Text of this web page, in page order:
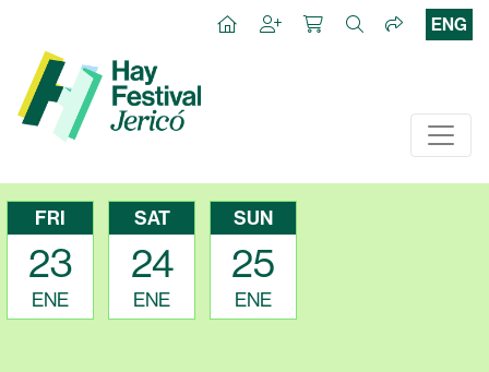
ENG
FRI
23
ENE
SAT
24
ENE
SUN
25
ENE